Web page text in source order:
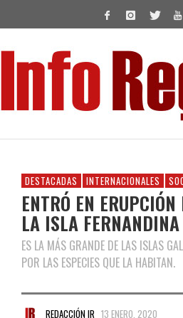
DESTACADAS INTERNACIONALES
ENTRÓ EN
LA ISLA
ES LA MÁS GRANDE DE LAS ISLAS
POR LAS ESPECIES QUE LA HABITAN.
REDACCIÓN IR 13 ENERO, 2020